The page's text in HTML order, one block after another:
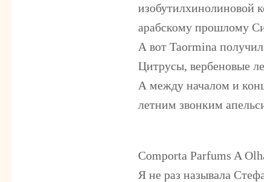
изобутилхинолиновой
арабскому прошлому
А вот Taormina
Цитрусы, вербеновые
А между началом и
летним звонким
Comporta Parfums A
Я не раз называла